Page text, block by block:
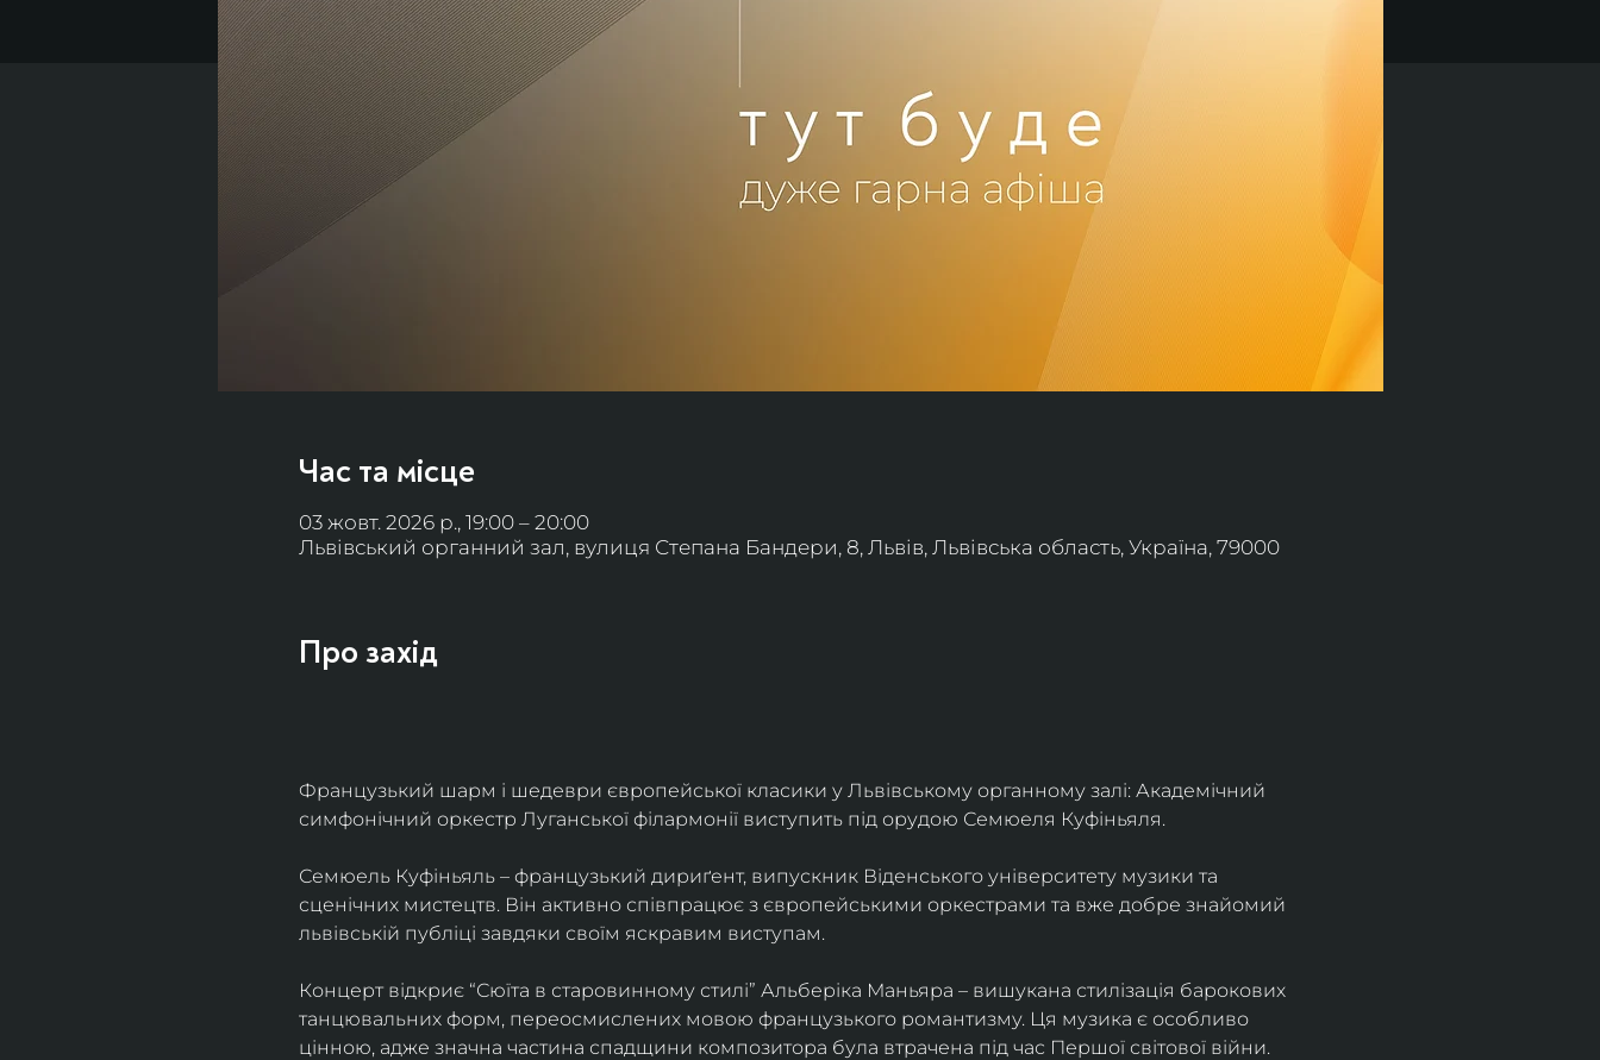
Час та місце
03 жовт. 2026 р., 19:00 – 20:00
Львівський органний зал, вулиця Степана Бандери, 8, Львів, Львівська область, Україна, 79000
Про захід
Французький шарм і шедеври європейської класики у Львівському органному залі: Академічний
симфонічний оркестр Луганської філармонії виступить під орудою Семюеля Куфіньяля.
Семюель Куфіньяль – французький дириґент, випускник Віденського університету музики та
сценічних мистецтв. Він активно співпрацює з європейськими оркестрами та вже добре знайомий
львівській публіці завдяки своїм яскравим виступам.
Концерт відкриє “Сюїта в старовинному стилі” Альберіка Маньяра – вишукана стилізація барокових
танцювальних форм, переосмислених мовою французького романтизму. Ця музика є особливо
цінною, адже значна частина спадщини композитора була втрачена під час Першої світової війни.